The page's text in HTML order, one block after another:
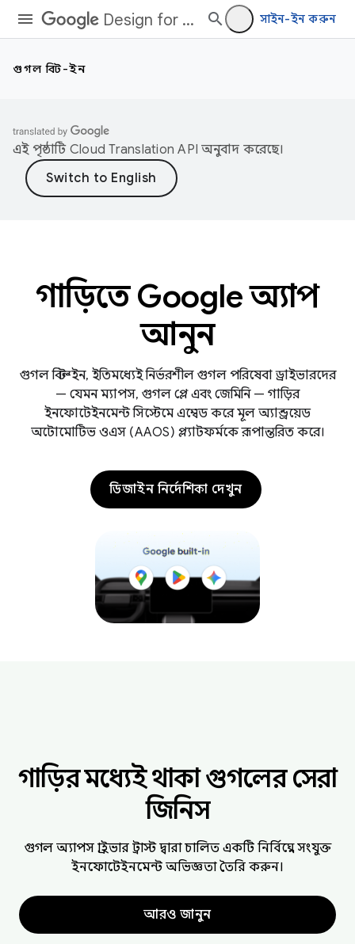
Design for Driving সাইন-ইন করুন
গুগল বিল্ট-ইন
এই পৃষ্ঠাটি Cloud Translation API অনুবাদ করেছে।
গাড়িতে Google অ্যাপ
আনুন
গুগল বিল্ট-ইন, ইতিমধ্যেই নির্ভরশীল গুগল পরিষেবা ড্রাইভারদের
— যেমন ম্যাপস, গুগল প্লে এবং জেমিনি — গাড়ির
ইনফোটেইনমেন্ট সিস্টেমে এম্বেড করে মূল অ্যান্ড্রয়েড
অটোমোটিভ ওএস (AAOS) প্ল্যাটফর্মকে রূপান্তরিত করে।
ডিজাইন নির্দেশিকা দেখুন
গাড়ির মধ্যেই থাকা গুগলের সেরা
জিনিস
গুগল অ্যাপস ড্রাইভার ট্রাস্ট দ্বারা চালিত একটি নির্বিঘ্নে সংযুক্ত
ইনফোটেইনমেন্ট অভিজ্ঞতা তৈরি করুন।
আরও জানুন